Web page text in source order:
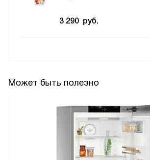
Может быть полезно
3 290 руб.